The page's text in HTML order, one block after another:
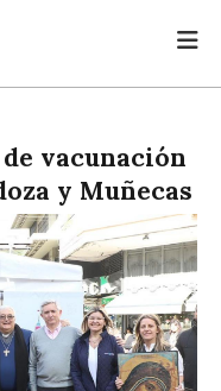
vacunación
y Muñecas